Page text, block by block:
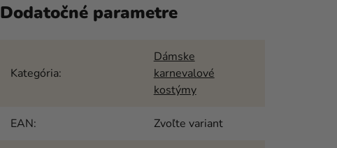
Dodatočné parametre
Kategória:
Dámske
karnevalové
kostýmy
EAN: Zvoľte variant